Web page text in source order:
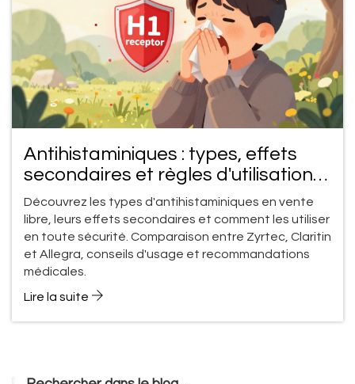
Antihistaminiques : types, effets
secondaires et règles d'utilisation
en vente libre
Découvrez les types d'antihistaminiques en vente
libre, leurs effets secondaires et comment les utiliser
en toute sécurité. Comparaison entre Zyrtec, Claritin
et Allegra, conseils d'usage et recommandations
médicales.
Lire la suite